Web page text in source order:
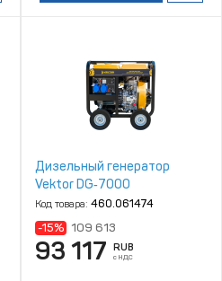
Дизельный генератор
Vektor DG‑7000
Код товара: 460.061474
-15% 109 613
93 117 RUB
с НДС